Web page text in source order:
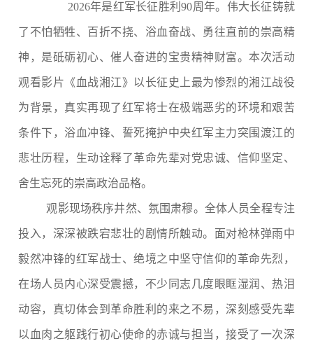
2026年是红军长征胜利90周年。伟大长征铸就
了不怕牺牲、百折不挠、浴血奋战、勇往直前的崇高精
神，是砥砺初心、催人奋进的宝贵精神财富。本次活动
观看影片《血战湘江》以长征史上最为惨烈的湘江战役
为背景，真实再现了红军将士在极端恶劣的环境和艰苦
条件下，浴血冲锋、誓死掩护中央红军主力突围渡江的
悲壮历程，生动诠释了革命先辈对党忠诚、信仰坚定、
舍生忘死的崇高政治品格。
观影现场秩序井然、氛围肃穆。全体人员全程专注
投入，深深被跌宕悲壮的剧情所触动。面对枪林弹雨中
毅然冲锋的红军战士、绝境之中坚守信仰的革命先烈，
在场人员内心深受震撼，不少同志几度眼眶湿润、热泪
动容，真切体会到革命胜利的来之不易，深刻感受先辈
以血肉之躯践行初心使命的赤诚与担当，接受了一次深